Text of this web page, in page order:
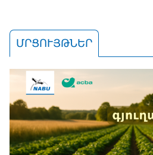
ՄՐՑՈՒՅԹՆԵՐ